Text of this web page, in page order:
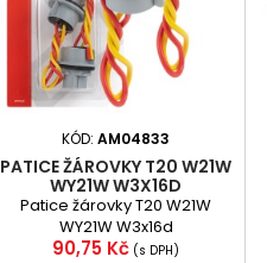
KÓD:AM04833
PATICE ŽÁROVKY T20 W21W
WY21W W3X16D
Patice žárovky T20 W21W
WY21W W3x16d
Cena
90,75 Kč (s DPH)